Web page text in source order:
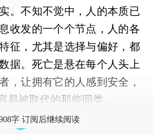
。不知不觉中，人的本质已
收发的一个个节点，人的各
征，尤其是选择与偏好，都
据。死亡是悬在每个人头上
，让拥有它的人感到安全，
易被取代的那些同类。
字 订阅后继续阅读